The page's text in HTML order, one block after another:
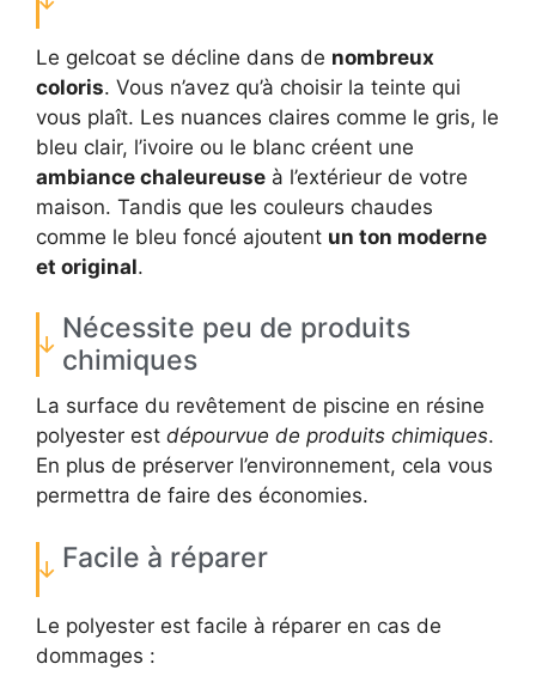
Le gelcoat se décline dans de nombreux
coloris. Vous n’avez qu’à choisir la teinte qui
vous plaît. Les nuances claires comme le gris, le
bleu clair, l’ivoire ou le blanc créent une
ambiance chaleureuse à l’extérieur de votre
maison. Tandis que les couleurs chaudes
comme le bleu foncé ajoutent un ton moderne
et original.
Nécessite peu de produits
chimiques
La surface du revêtement de piscine en résine
polyester est dépourvue de produits chimiques.
En plus de préserver l’environnement, cela vous
permettra de faire des économies.
Facile à réparer
Le polyester est facile à réparer en cas de
dommages :